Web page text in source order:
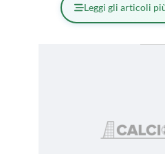
Leggi gli articoli